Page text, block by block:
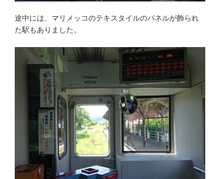
途中には、マリメッコのテキスタイルのパネルが飾られ
た駅もありました。